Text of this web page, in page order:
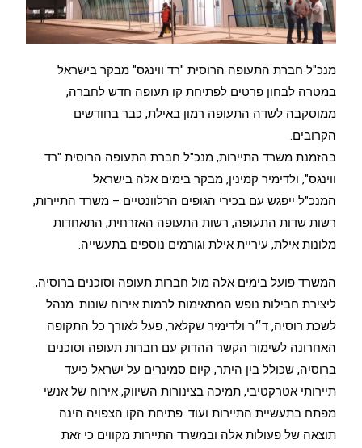
מנכ"ל חברת התעופה הרוסית "רד ווינגס" מבקר בישראל
במטרה לבחון פרטים לפתיחת קו תעופה חדש לחברה,
ממוסקבה לשדה התעופה רמון באילת, כבר בחודשים
הקרובים.
בהזמנת משרד התיירות, מנכ"ל חברת התעופה הרוסית "רד
ווינגס", ולדימיר קמינין, מבקר בימים אלה בישראל
המנכ"ל ייפגש עם בכירי הגופים הרלוונטיים – משרד התיירות,
רשות שדות התעופה, רשות התעופה האזרחית, התאחדות
מלונות אילת, עיריית אילת וגורמים נוספים בתעשייה.
המשרד פועל בימים אלה מול חברות תעופה וסוכנים ברוסיה,
ליצירת חבילות נופש המתאימות לרמות אירוח שונות. מנהל
לשכת רוסיה, ד״ר ולדימיר שקלאר, פעל לאורך כל התקופה
האחרונה לשימור הקשר ההדוק עם חברות תעופה וסוכנים
ברוסיה, שכולל בין היתר, קיום סמינרים על ישראל כיעד
תיירותי אטרקטיבי, תמיכה בצינורות השיווק, אירוח של אנשי
מפתח בתעשיית התיירות ועוד. פתיחת הקו הצפויה הינה
תוצאה של פעולות אלה ובמשרד התיירות מקווים כי זאת